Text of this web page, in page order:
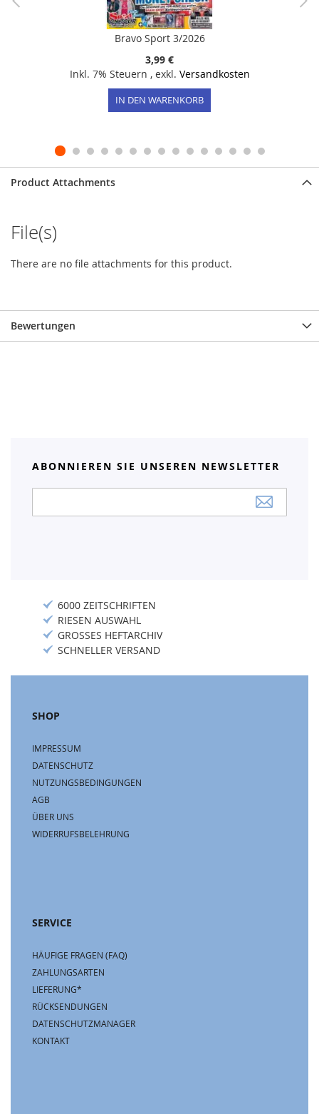
Bravo Sport 3/2026
3,99 €
Inkl. 7% Steuern , exkl. Versandkosten
IN DEN WARENKORB
Product Attachments
File(s)
There are no file attachments for this product.
Bewertungen
ABONNIEREN SIE UNSEREN NEWSLETTER
Newsletter:
6000 ZEITSCHRIFTEN
RIESEN AUSWAHL
GROSSES HEFTARCHIV
SCHNELLER VERSAND
SHOP
IMPRESSUM
DATENSCHUTZ
NUTZUNGSBEDINGUNGEN
AGB
ÜBER UNS
WIDERRUFSBELEHRUNG
SERVICE
HÄUFIGE FRAGEN (FAQ)
ZAHLUNGSARTEN
LIEFERUNG*
RÜCKSENDUNGEN
DATENSCHUTZMANAGER
KONTAKT